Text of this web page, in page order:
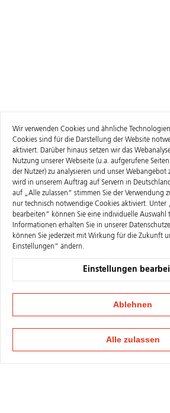
Wir verwenden Cookies und ähnliche
Cookies sind für die Darstellung der Website
aktiviert. Darüber hinaus setzen wir das
Nutzung unserer Webseite (u.a. aufgerufene
der Nutzer) zu analysieren und unser Webangebot
wird in unserem Auftrag auf Servern in
auf „Alle zulassen“ stimmen Sie der Verwendung
nur technisch notwendige Cookies aktiviert. Unter
bearbeiten“ können Sie eine individuelle Auswahl
Informationen erhalten Sie in unserer
können Sie jederzeit mit Wirkung für die Zukunft
Einstellungen“ ändern.
Einstellungen
Ablehnen
Alle zulassen